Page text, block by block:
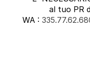
al tuo PR
WA :